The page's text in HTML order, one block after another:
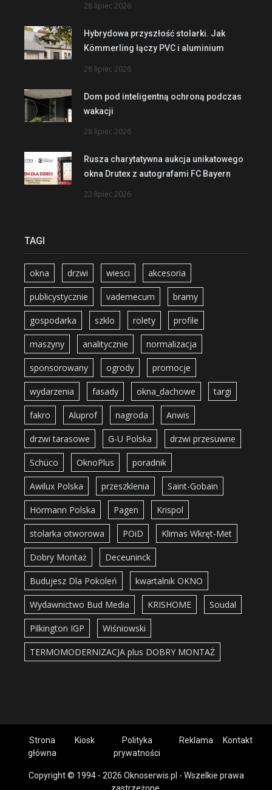
28 lipiec 2026
Hybrydowa przyszłość stolarki. Jak
Kömmerling łączy PVC i aluminium
28 lipiec 2026
Dom pod inteligentną ochroną podczas
wakacji
28 lipiec 2026
Rusza charytatywna aukcja unikatowego
okna Drutex z autografami FC Bayern
22 lipiec 2026
TAGI
okna drzwi wiesci akcesoria
publicystycznie vademecum bramy
gospodarka szklo rolety profile
maszyny analitycznie normalizacja
sponsorowany ogrody promocje
wydarzenia fasady okna_dachowe targi
fakro Aluprof nagroda Anwis
drzwi tarasowe G-U Polska drzwi przesuwne
Schüco OknoPlus poradnik
Awilux Polska przeszklenia Saint-Gobain
Hörmann Polska Pagen Krispol
stolarka otworowa POiD Klimas Wkręt-Met
Dobry Montaż Deceuninck
Budujesz Dla Pokoleń kwartalnik OKNO
Wydawnictwo Bud Media KRISHOME Soudal
Pilkington IGP Wiśniowski
TERMOMODERNIZACJA plus DOBRY MONTAŻ
Strona
główna
Kiosk
Polityka
prywatności
Reklama Kontakt
Copyright © 1994 - 2026 Oknoserwis.pl - Wszelkie prawa